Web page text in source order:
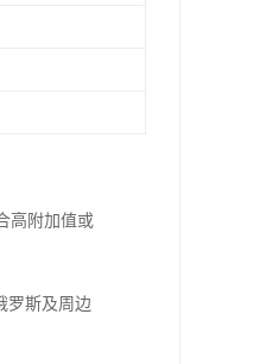
高附加值或
罗斯及周边